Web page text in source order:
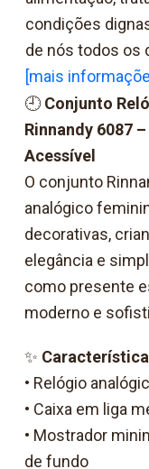
condições
de nós todos os
[mais
🕘Conjunto
Rinnandy 6087
Acessível
O conjunto
analógico
decorativas,
elegância e
como presente
moderno e
✨
• Relógio
• Caixa em liga
• Mostrador
de fundo